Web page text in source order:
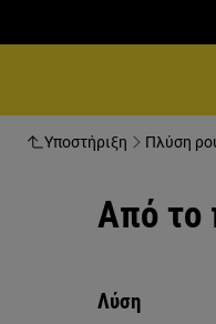
Υποστήριξη Πλύση
Από το
Λύση